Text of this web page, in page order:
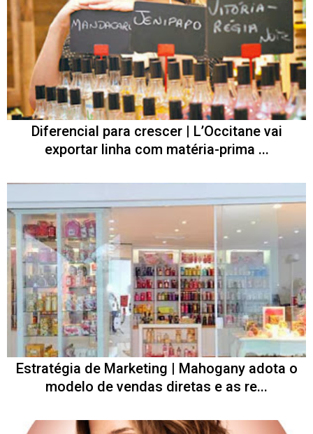
Diferencial para crescer | L’Occitane vai
exportar linha com matéria-prima ...
Estratégia de Marketing | Mahogany adota o
modelo de vendas diretas e as re...